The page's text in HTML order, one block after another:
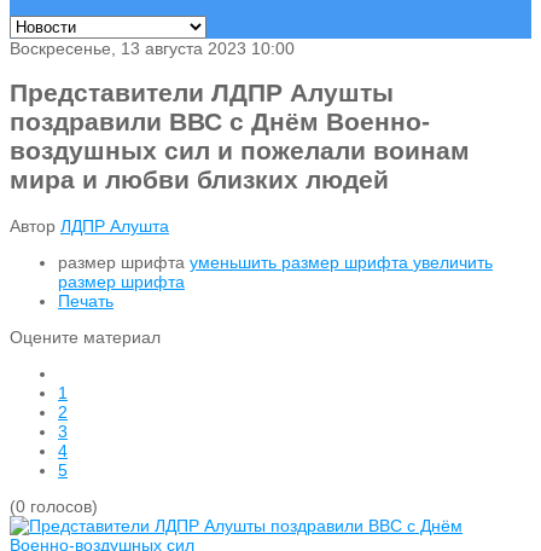
Воскресенье, 13 августа 2023 10:00
Представители ЛДПР Алушты
поздравили ВВС с Днём Военно-
воздушных сил и пожелали воинам
мира и любви близких людей
Автор ЛДПР Алушта
размер шрифта уменьшить размер шрифта увеличить
размер шрифта
Печать
Оцените материал
1
2
3
4
5
(0 голосов)